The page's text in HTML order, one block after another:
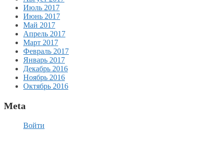
Июль 2017
Июнь 2017
Май 2017
Апрель 2017
Март 2017
Февраль 2017
Январь 2017
Декабрь 2016
Ноябрь 2016
Октябрь 2016
Meta
Войти